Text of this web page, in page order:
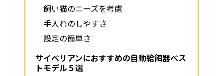
飼い猫のニーズを考慮
手入れのしやすさ
設定の簡単さ
サイベリアンにおすすめの自動給餌器ベス
トモデル５選